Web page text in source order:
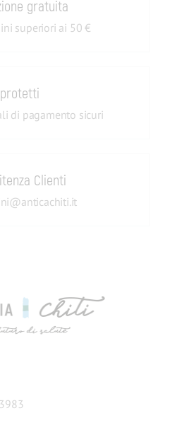
gratuita
superiori ai 50 €
di pagamento sicuri
Clienti